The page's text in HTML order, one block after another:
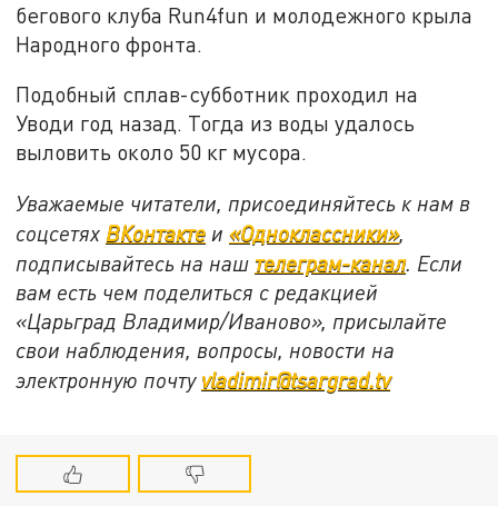
бегового клуба Run4fun и молодежного крыла
Народного фронта.
Подобный сплав-субботник проходил на
Уводи год назад. Тогда из воды удалось
выловить около 50 кг мусора.
Уважаемые читатели, присоединяйтесь к нам в
соцсетях ВКонтакте и«Одноклассники»,
подписывайтесь на наш телеграм-канал. Если
вам есть чем поделиться с редакцией
«Царьград Владимир/Иваново», присылайте
свои наблюдения, вопросы, новости на
электронную почту vladimir@tsargrad.tv